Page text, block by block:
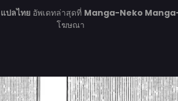
ปลไทย อัพเดทล่าสุดที่ Manga-Neko
โฆษณา